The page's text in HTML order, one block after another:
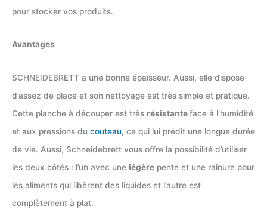
pour stocker vos produits.
Avantages
SCHNEIDEBRETT a une bonne épaisseur. Aussi, elle dispose
d’assez de place et son nettoyage est très simple et pratique.
Cette planche à découper est très résistanteface à l’humidité
et aux pressions du couteau, ce qui lui prédit une longue durée
de vie. Aussi, Schneidebrett vous offre la possibilité d’utiliser
les deux côtés : l’un avec une légère pente et une rainure pour
les aliments qui libèrent des liquides et l’autre est
complètement à plat.